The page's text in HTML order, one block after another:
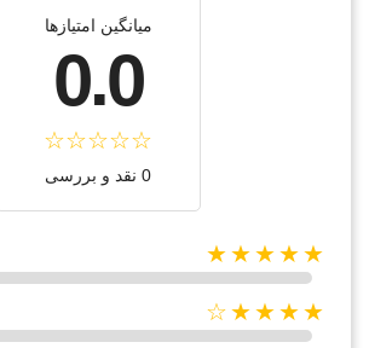
میانگین امتیازها
0.0
0 نقد و بررسی
★★★★★
★★★★☆